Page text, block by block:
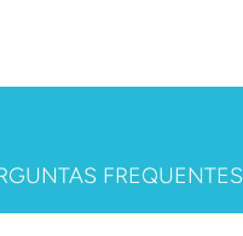
FREQUENTES